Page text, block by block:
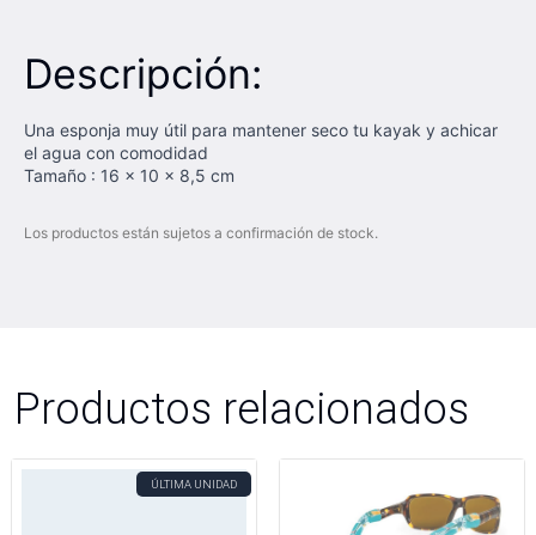
Descripción:
Una esponja muy útil para mantener seco tu kayak y achicar
el agua con comodidad
Tamaño : 16 x 10 x 8,5 cm
Los productos están sujetos a confirmación de stock.
Productos relacionados
ÚLTIMA UNIDAD